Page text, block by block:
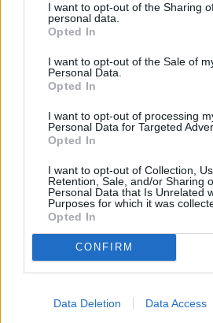
I want to opt-out of the Sharing
personal data.
Opted In
I want to opt-out of the Sale of
Personal Data.
Opted In
I want to opt-out of processing
Personal Data for Targeted
Opted In
I want to opt-out of Collection,
Retention, Sale, and/or Sharing
Personal Data that Is Unrelated
Purposes for which it was
Opted In
CONFIRM
Data Deletion Data Access
Domowy
godzinami w
A co jeśli uczeń jest
, studia światopoglądowe i
porównawczą.
Nauczanie religii nie ma w
wyznaniowego, ale – jak